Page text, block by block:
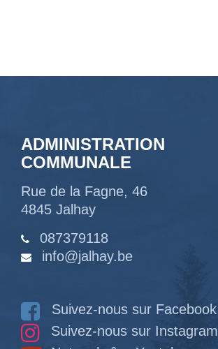
ADMINISTRATION
COMMUNALE
Rue de la Fagne, 46
4845 Jalhay
087379118
info@jalhay.be
Suivez-nous sur Facebook
Suivez-nous sur Instagram